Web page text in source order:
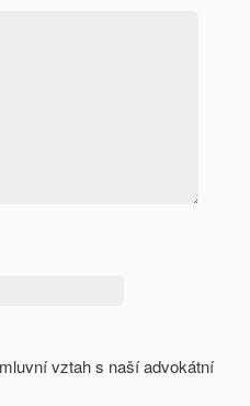
vztah s naší advokátní